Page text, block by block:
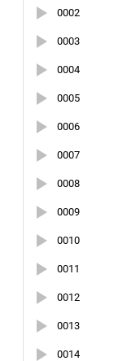
0002
0003
0004
0005
0006
0007
0008
0009
0010
0011
0012
0013
0014